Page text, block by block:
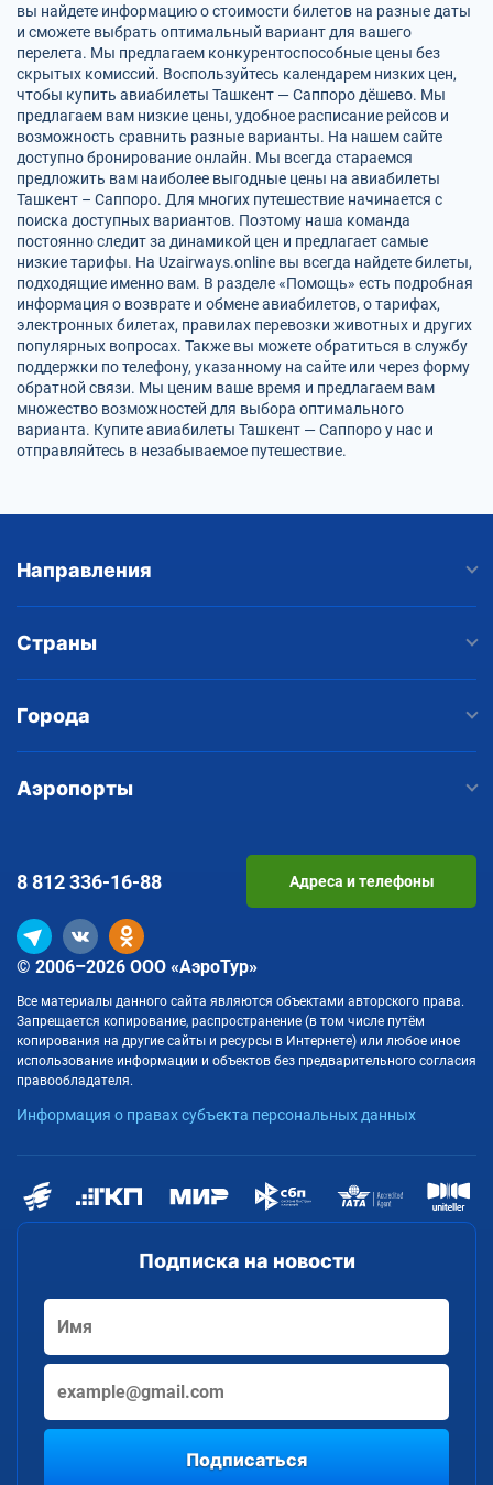
вы найдете информацию о стоимости билетов на разные даты
и сможете выбрать оптимальный вариант для вашего
перелета. Мы предлагаем конкурентоспособные цены без
скрытых комиссий. Воспользуйтесь календарем низких цен,
чтобы купить авиабилеты Ташкент — Саппоро дёшево. Мы
предлагаем вам низкие цены, удобное расписание рейсов и
возможность сравнить разные варианты. На нашем сайте
доступно бронирование онлайн. Мы всегда стараемся
предложить вам наиболее выгодные цены на авиабилеты
Ташкент – Саппоро. Для многих путешествие начинается с
поиска доступных вариантов. Поэтому наша команда
постоянно следит за динамикой цен и предлагает самые
низкие тарифы. На Uzairways.online вы всегда найдете билеты,
подходящие именно вам. В разделе «Помощь» есть подробная
информация о возврате и обмене авиабилетов, о тарифах,
электронных билетах, правилах перевозки животных и других
популярных вопросах. Также вы можете обратиться в службу
поддержки по телефону, указанному на сайте или через форму
обратной связи. Мы ценим ваше время и предлагаем вам
множество возможностей для выбора оптимального
варианта. Купите авиабилеты Ташкент — Саппоро у нас и
отправляйтесь в незабываемое путешествие.
Направления
Страны
Города
Аэропорты
Подписка на новости
Подписаться
© 2006–2026 ООО «АэроТур»
Все материалы данного сайта являются объектами авторского права.
Запрещается копирование, распространение (в том числе путём
копирования на другие сайты и ресурсы в Интернете) или любое иное
использование информации и объектов без предварительного согласия
правообладателя.
Информация о правах субъекта персональных данных
8 812336-16-88 Адреса и телефоны